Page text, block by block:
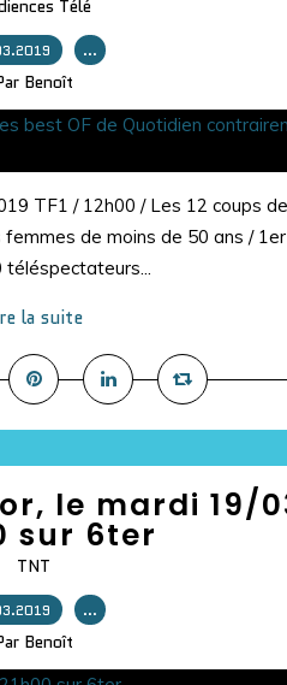
Télé
…
Benoît
TF1 / 12h00 / Les 12 coups
de moins de 50 ans /
téléspectateurs...
la suite
le mardi 19/
sur 6ter
TNT
…
Benoît